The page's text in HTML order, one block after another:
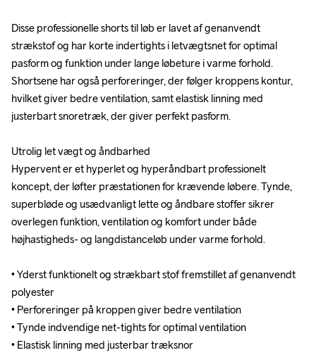
Disse professionelle shorts til løb er lavet af genanvendt
strækstof og har korte indertights i letvægtsnet for optimal
pasform og funktion under lange løbeture i varme forhold.
Shortsene har også perforeringer, der følger kroppens kontur,
hvilket giver bedre ventilation, samt elastisk linning med
justerbart snoretræk, der giver perfekt pasform.
Utrolig let vægt og åndbarhed
Hypervent er et hyperlet og hyperåndbart professionelt
koncept, der løfter præstationen for krævende løbere. Tynde,
superbløde og usædvanligt lette og åndbare stoffer sikrer
overlegen funktion, ventilation og komfort under både
højhastigheds- og langdistanceløb under varme forhold.
• Yderst funktionelt og strækbart stof fremstillet af genanvendt
polyester
• Perforeringer på kroppen giver bedre ventilation
• Tynde indvendige net-tights for optimal ventilation
• Elastisk linning med justerbar træksnor
Disse professionelle shorts til løb er lavet af genanvendt
strækstof og har korte indertights i letvægtsnet for optimal
pasform og funktion under lange løbeture i varme forhold.
Shortsene har også perforeringer, der følger kroppens kontur,
hvilket giver bedre ventilation, samt elastisk linning med
justerbart snoretræk, der giver perfekt pasform.
Utrolig let vægt og åndbarhed
Hypervent er et hyperlet og hyperåndbart professionelt
koncept, der løfter præstationen for krævende løbere. Tynde,
superbløde og usædvanligt lette og åndbare stoffer sikrer
overlegen funktion, ventilation og komfort under både
højhastigheds- og langdistanceløb under varme forhold.
• Yderst funktionelt og strækbart stof fremstillet af genanvendt
polyester
• Perforeringer på kroppen giver bedre ventilation
• Tynde indvendige net-tights for optimal ventilation
• Elastisk linning med justerbar træksnor